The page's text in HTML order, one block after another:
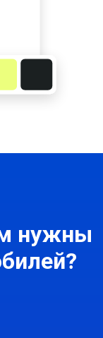
нужны